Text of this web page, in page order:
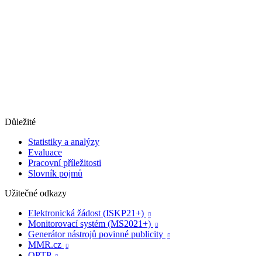
Důležité
Statistiky a analýzy
Evaluace
Pracovní příležitosti
Slovník pojmů
Užitečné odkazy
Elektronická žádost (ISKP21+)

Monitorovací systém (MS2021+) 
Generátor nástrojů povinné publicity 
MMR.cz 